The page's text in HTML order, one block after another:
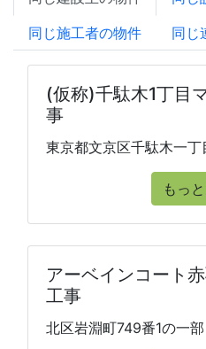
同じ施工者の物件
同じ
(仮称)千駄木1丁目
事
東京都文京区千駄木一
もっ
アーベインコート
工事
北区岩淵町749番1の一部